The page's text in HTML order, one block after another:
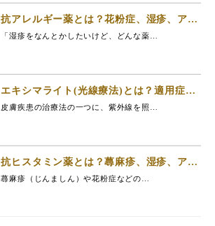
抗アレルギー薬とは？花粉症、湿疹、アレ
ルギー症状への効果と特徴を解説
「湿疹をなんとかしたいけど、どんな薬…
エキシマライト(光線療法)とは？適用症
状、期間、料金まで徹底解説
皮膚疾患の治療法の一つに、紫外線を照…
抗ヒスタミン薬とは？蕁麻疹、湿疹、アレ
ルギー症状への効果と特徴を解説
蕁麻疹（じんましん）や花粉症などの…